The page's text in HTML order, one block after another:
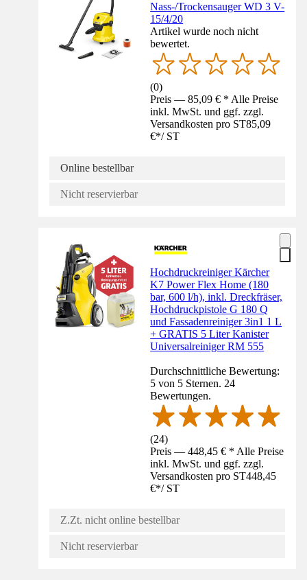
Nass-/Trockensauger WD 3 V-
15/4/20
Artikel wurde noch nicht
bewertet.
(0)
Preis — 85,09 € * Alle Preise
inkl. MwSt. und ggf. zzgl.
Versandkosten pro ST85,09
€*/ ST
Online bestellbar
Nicht reservierbar
Hochdruckreiniger Kärcher
K7 Power Flex Home (180
bar, 600 l/h), inkl. Dreckfräser,
Hochdruckpistole G 180 Q
und Fassadenreiniger 3in1 1 L
+ GRATIS 5 Liter Kanister
Universalreiniger RM 555
Durchschnittliche Bewertung:
5 von 5 Sternen. 24
Bewertungen.
(24)
Preis — 448,45 € * Alle Preise
inkl. MwSt. und ggf. zzgl.
Versandkosten pro ST448,45
€*/ ST
Z.Zt. nicht online bestellbar
Nicht reservierbar